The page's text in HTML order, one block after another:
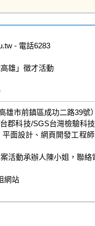
- 電話6283
雄」徵才活動
市前鎮區成功二路39號）
郡科技/SGS台灣檢驗
面設計、網頁開發工
活動承辦人陳小姐，聯絡
更多徵才、就業、考試、實習等訊息，請上學務處畢業生及校友服務組網站